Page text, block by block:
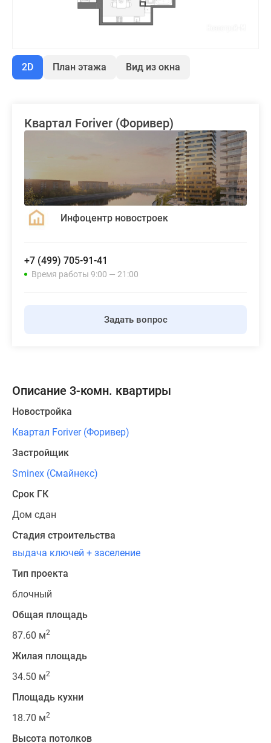
2D План этажа Вид из окна
Квартал Foriver (Форивер)
Инфоцентр новостроек
+7 (499) 705-91-41
Время работы 9:00 — 21:00
Задать вопрос
Описание 3-комн. квартиры
Новостройка
Квартал Foriver (Форивер)
Застройщик
Sminex (Смайнекс)
Срок ГК
Дом сдан
Стадия строительства
выдача ключей + заселение
Тип проекта
блочный
Общая площадь
87.60 м2
Жилая площадь
34.50 м2
Площадь кухни
18.70 м2
Высота потолков